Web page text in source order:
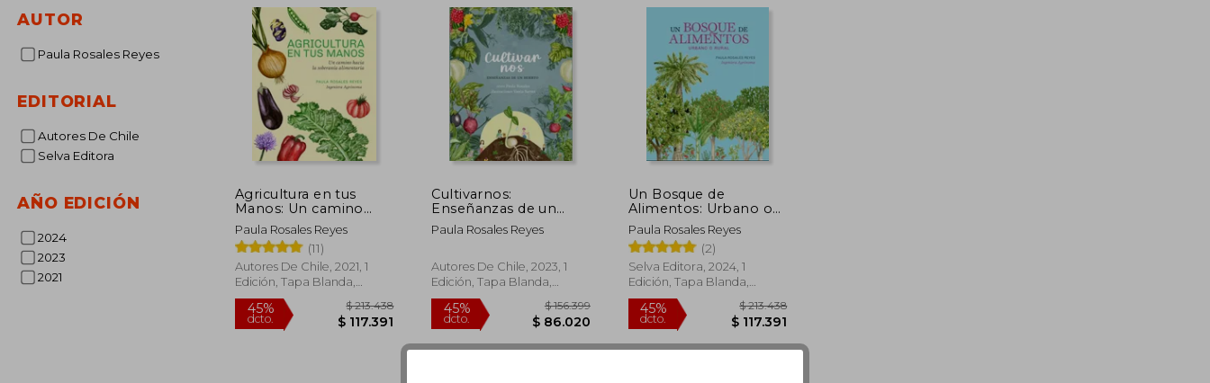
AUTOR
Paula Rosales Reyes
EDITORIAL
Autores De Chile
Selva Editora
AÑO EDICIÓN
2024
2023
2021
Vivo entre Chile y Brasil, donde trabajo con agroecología local, con agricultura sostenible.
Prontamente estaré publicando mi próximo libro sobre bosques de alimentos.
Agricultura en tus
Manos: Un camino
hacia la soberanía
alimentaria
Paula Rosales Reyes
(11)
Autores De Chile, 2021, 1
Edición, Tapa Blanda,
Nuevo
Cultivarnos:
Enseñanzas de un
huerto
Paula Rosales Reyes
Autores De Chile, 2023, 1
Edición, Tapa Blanda,
Nuevo
Un Bosque de
Alimentos: Urbano o
Rural
Paula Rosales Reyes
(2)
Selva Editora, 2024, 1
Edición, Tapa Blanda,
Nuevo